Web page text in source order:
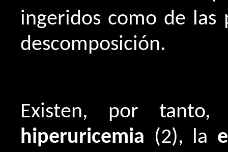
ingeridos como de las
descomposición.
Existen, por
hiperuricemia (2), la